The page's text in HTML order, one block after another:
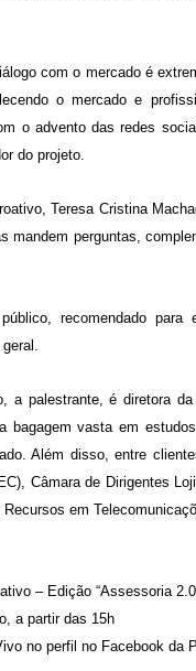
com o mercado é
o mercado e
o advento das redes
do projeto.
Teresa Cristina
mandem perguntas,
recomendado para
a palestrante, é diretora
bagagem vasta em
Além disso, entre
Câmara de Dirigentes
em
– Edição “Assessoria
a partir das 15h
no perfil no Facebook da